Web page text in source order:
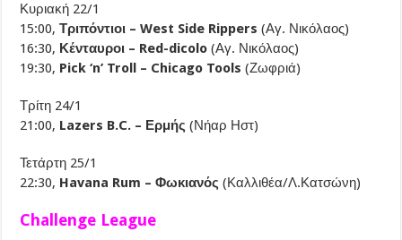
Κυριακή 22/1
15:00,Τριπόντιοι – West Side Rippers (Αγ. Νικόλαος)
16:30, Κένταυροι – Red-dicolo (Αγ. Νικόλαος)
19:30, Pick ‘n’ Troll – Chicago Tools (Ζωφριά)
Τρίτη 24/1
21:00, Lazers B.C. – Ερμής (Νήαρ Ηστ)
Τετάρτη 25/1
22:30, Havana Rum – Φωκιανός (Καλλιθέα/Λ.Κατσώνη)
Challenge League